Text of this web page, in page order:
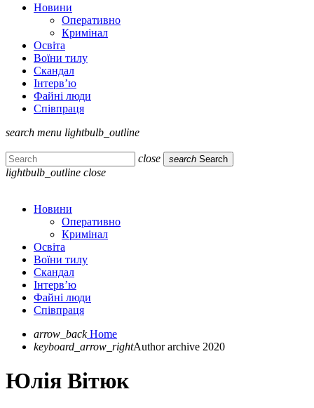
Новини
Оперативно
Кримінал
Освіта
Воїни тилу
Скандал
Інтерв’ю
Файні люди
Співпраця
search menu lightbulb_outline
close search Search
lightbulb_outline close
Новини
Оперативно
Кримінал
Освіта
Воїни тилу
Скандал
Інтерв’ю
Файні люди
Співпраця
arrow_back Home
keyboard_arrow_rightAuthor archive 2020
Юлія Вітюк